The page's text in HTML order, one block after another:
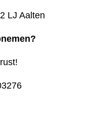
LJ Aalten